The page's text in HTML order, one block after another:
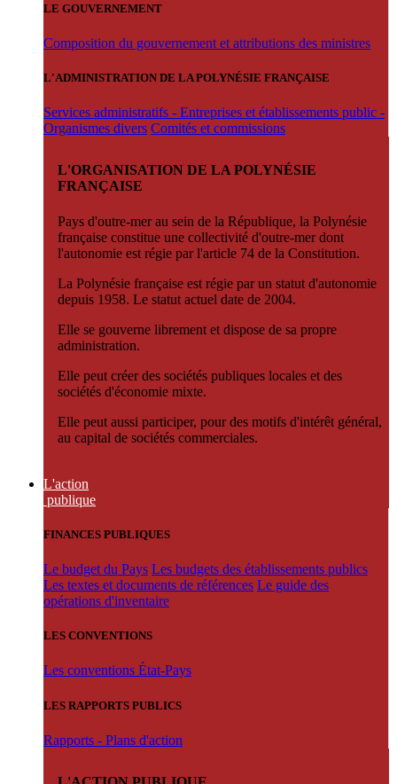
LE GOUVERNEMENT
Composition du gouvernement et attributions des ministres
L'ADMINISTRATION DE LA POLYNÉSIE FRANÇAISE
Services administratifs - Entreprises et établissements public -
Organismes divers Comités et commissions
L'ORGANISATION DE LA POLYNÉSIE
FRANÇAISE
Pays d'outre-mer au sein de la République, la Polynésie
française constitue une collectivité d'outre-mer dont
l'autonomie est régie par l'article 74 de la Constitution.
La Polynésie française est régie par un statut d'autonomie
depuis 1958. Le statut actuel date de 2004.
Elle se gouverne librement et dispose de sa propre
administration.
Elle peut créer des sociétés publiques locales et des
sociétés d'économie mixte.
Elle peut aussi participer, pour des motifs d'intérêt général,
au capital de sociétés commerciales.
L'action
publique
FINANCES PUBLIQUES
Le budget du Pays Les budgets des établissements publics
Les textes et documents de références Le guide des
opérations d'inventaire
LES CONVENTIONS
Les conventions État-Pays
LES RAPPORTS PUBLICS
Rapports - Plans d'action